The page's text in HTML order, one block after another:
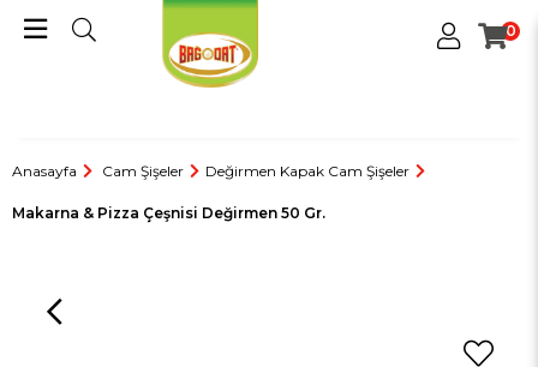
0
Anasayfa Cam Şişeler Değirmen Kapak Cam Şişeler
Makarna & Pizza Çeşnisi Değirmen 50 Gr.